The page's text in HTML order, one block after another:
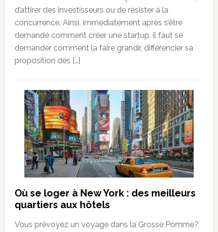
d’attirer des investisseurs ou de résister à la
concurrence. Ainsi, immédiatement après s’être
demandé comment créer une startup, il faut se
demander comment la faire grandir, différencier sa
proposition des […]
Où se loger à New York : des meilleurs
quartiers aux hôtels
Vous prévoyez un voyage dans la Grosse Pomme?